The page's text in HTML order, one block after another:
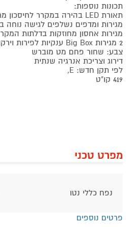
תכונות נוספות:
תאורת LED בהירה במקרר לחיסכון מרבי באנרגיה
מגירות ומדפים נשלפים לגישה נוחה
מגירות אחסון מחוזקות בדלתות
2 מגירות Big Box ענקיות לפירות וירקות
צבע: שחור פחם מט מוברש
דירוג וצריכת אנרגיה שנתית
לפי תקן חדש: E,
419 קו"ט
מפרט טכני
נפח כללי נטו
פרטים נוספים